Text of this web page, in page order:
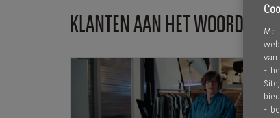
KLANTEN AAN HET WOORD
van
-
-